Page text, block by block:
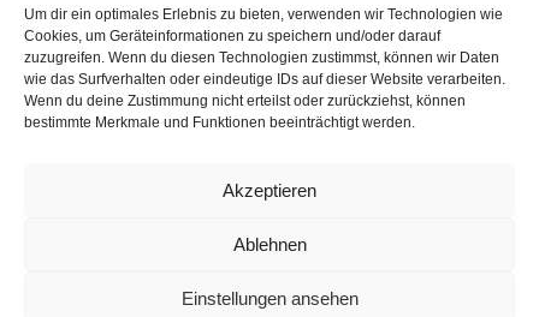
Um dir ein optimales Erlebnis zu bieten, verwenden wir Technologien wie
Cookies, um Geräteinformationen zu speichern und/oder darauf
zuzugreifen. Wenn du diesen Technologien zustimmst, können wir Daten
wie das Surfverhalten oder eindeutige IDs auf dieser Website verarbeiten.
Wenn du deine Zustimmung nicht erteilst oder zurückziehst, können
bestimmte Merkmale und Funktionen beeinträchtigt werden.
Akzeptieren
Ablehnen
Einstellungen ansehen
Versorgung bei Einsätzen im Landkreis zur Verfügung.
Auch beim Thema Wettbewerbe gibt es Neuerungen. Diese sollen ab
diesem Jahr nicht mehr Wettbewerbe, sondern Leistungsvergleich heißen.
Auch eine Reform des dazugehörigen Bewertungssystems soll die
Teilnahme wieder attraktiver machen und eine hohe Beteiligung der
Feuerwehren im Landkreis sichern.
Bevor der offizielle Teil der Sitzung um 23:15 Uhr beendet werden
Gemeindejugendfeuerwehrwart Cord Tinnemeyer von den insgesamt 93
Am Ende überbrachte noch der Erste Gemeinderat Ulrich Richter die
alle Mitglieder auf ehrenamtlicher Basis einbringen.